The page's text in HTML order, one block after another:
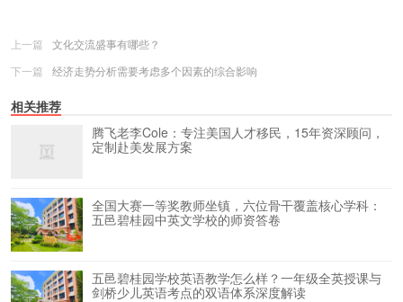
上一篇
文化交流盛事有哪些？
下一篇
经济走势分析需要考虑多个因素的综合影响
相关推荐
腾飞老李Cole：专注美国人才移民，15年资深顾问，
定制赴美发展方案
全国大赛一等奖教师坐镇，六位骨干覆盖核心学科：
五邑碧桂园中英文学校的师资答卷
五邑碧桂园学校英语教学怎么样？一年级全英授课与
剑桥少儿英语考点的双语体系深度解读